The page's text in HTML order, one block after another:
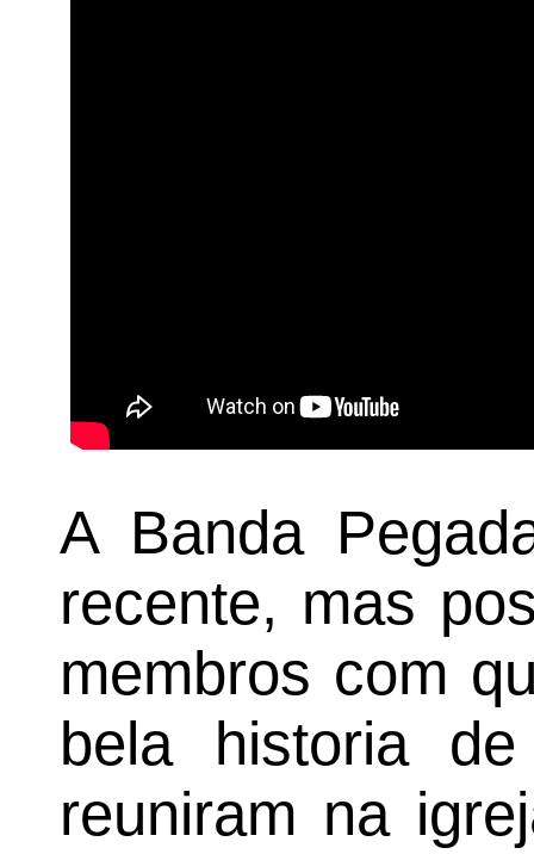
A Banda
recente, mas
membros com
bela historia
reuniram na